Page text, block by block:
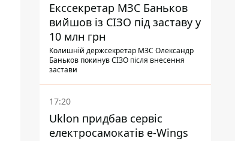
Екссекретар МЗС Баньков
вийшов із СІЗО під заставу у
10 млн грн
Колишній держсекретар МЗС Олександр
Баньков покинув СІЗО після внесення
застави
17:20
Uklon придбав сервіс
електросамокатів e-Wings